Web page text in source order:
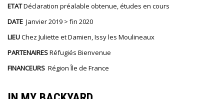
ETATDéclaration préalable obtenue, études en cours
DATE Janvier 2019 > fin 2020
LIEUChez Juliette et Damien, Issy les Moulineaux
PARTENAIRESRéfugiés Bienvenue
FINANCEURS Région Île de France